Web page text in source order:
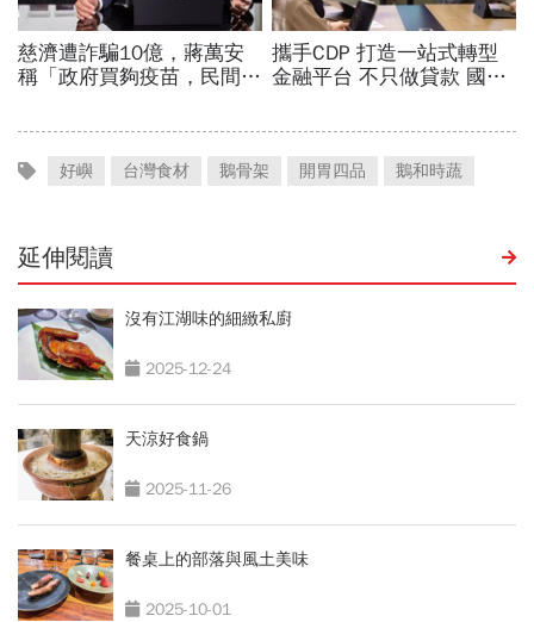
好嶼 台灣食材 鵝骨架 開胃四品 鵝和時蔬
延伸閱讀
沒有江湖味的細緻私廚
2025-12-24
天涼好食鍋
2025-11-26
餐桌上的部落與風土美味
2025-10-01